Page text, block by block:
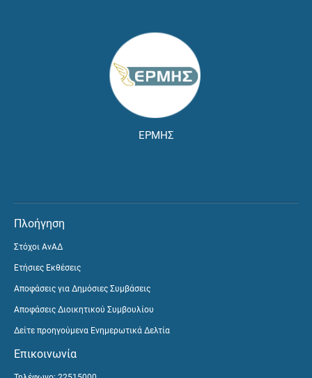
ΕΡΜΗΣ
Πλοήγηση
Στόχοι ΑνΑΔ
Ετήσιες Εκθέσεις
Αποφάσεις για Δημόσιες Συμβάσεις
Αποφάσεις Διοικητικού Συμβουλίου
Δείτε προηγούμενα Ενημερωτικά Δελτία
Επικοινωνία